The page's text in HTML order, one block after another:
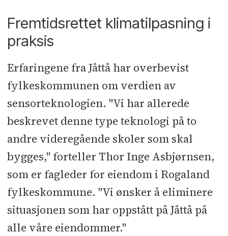
Fremtidsrettet klimatilpasning i
praksis
Erfaringene fra Jåttå har overbevist
fylkeskommunen om verdien av
sensorteknologien. "Vi har allerede
beskrevet denne type teknologi på to
andre videregående skoler som skal
bygges," forteller Thor Inge Asbjørnsen,
som er fagleder for eiendom i Rogaland
fylkeskommune. "Vi ønsker å eliminere
situasjonen som har oppstått på Jåttå på
alle våre eiendommer."